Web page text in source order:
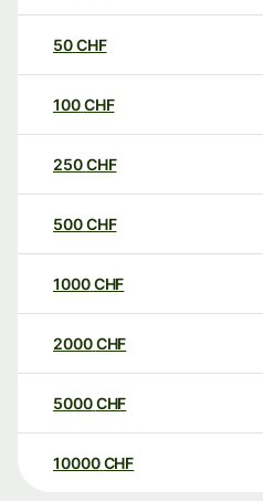
50CHF
100CHF
250CHF
500CHF
1000CHF
2000CHF
5000CHF
10000 CHF